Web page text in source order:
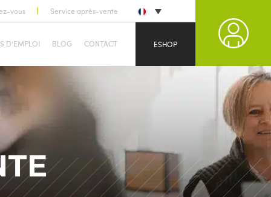
vous Service après-vente
D’EMPLOI BLOG CONTACT ESHOP